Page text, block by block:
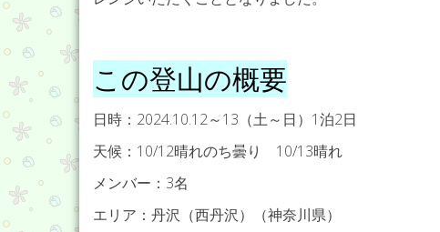
この登山の概要
日時：2024.10.12～13（土～日）1泊2日
天候：10/12晴れのち曇り 10/13晴れ
メンバー：3名
エリア：丹沢（西丹沢）（神奈川県）